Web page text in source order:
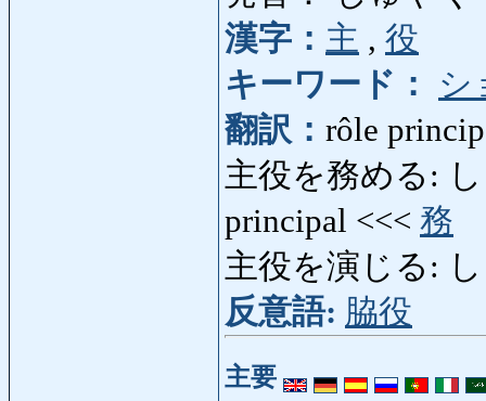
漢字： 主 , 役
キーワード：
シ
翻訳： rôle
主役を務める:
principal <<< 務
主役を演じる:
反意語: 脇役
主要